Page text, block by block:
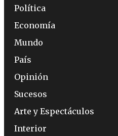
Política
Economía
Mundo
País
Opinión
Sucesos
Arte y Espectáculos
Interior